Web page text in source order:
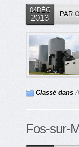
04DÉC
2013 PAR
Classé dans
Fos-sur-